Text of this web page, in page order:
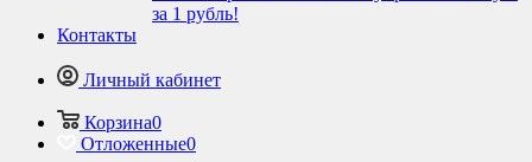
за 1 рубль!
Контакты
Личный кабинет
Корзина0
Отложенные0